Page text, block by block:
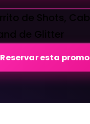
Reservar esta promo